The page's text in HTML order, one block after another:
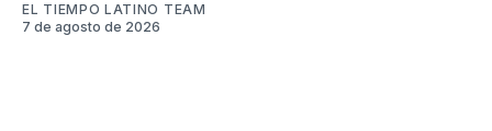
EL TIEMPO LATINO TEAM
7 de agosto de 2026